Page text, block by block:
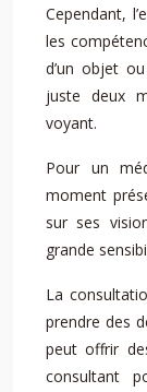
Cependant,
les
d’un objet
juste deux
voyant.
Pour un
moment
sur ses
grande
La
prendre des
peut offrir
consultant